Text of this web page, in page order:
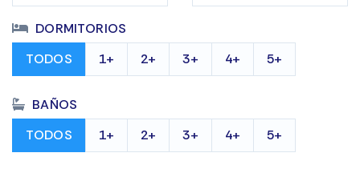
DORMITORIOS
TODOS
1+ 2+ 3+ 4+ 5+
BAÑOS
TODOS
1+ 2+ 3+ 4+ 5+